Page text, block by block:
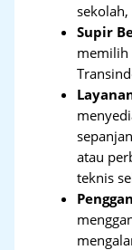
Supir
memilih
atau
teknis